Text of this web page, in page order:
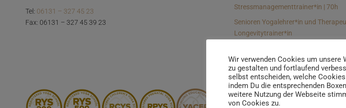
Tel: 06131 – 327 45 23
Fax: 06131 – 327 45 39 23
Stressmanagementtrainer*in | 70h
Senioren Yogalehrer*in und
Longevitytrainer*in
Meditationsleiter*in | 50h &
Yoga Alignmenttrainer*in | 40h
Yoga Hilfsmitteltrainer*in Ausbildung
Wir verwenden Cookies um unsere
zu gestalten und fortlaufend
selbst entscheiden, welche
indem Du die entsprechenden
weitere Nutzung der Webseite
von Cookies zu.